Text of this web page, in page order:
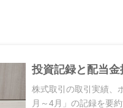
投資記録と配当金
株式取引の取引実績、
月～4月」の記録を要